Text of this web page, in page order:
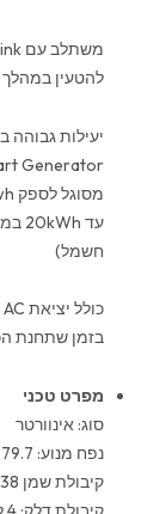
להטעין
חשמל)
בזמן שתחנת
מפרט טכני
סוג: אינוורטר
נפח מנוע: 79.7 סמ”ק
קיבולת שמן 0.38 ליטר